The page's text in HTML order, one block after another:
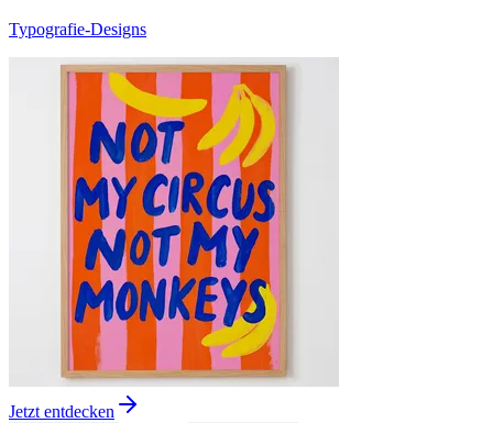
Typografie-Designs
Jetzt entdecken